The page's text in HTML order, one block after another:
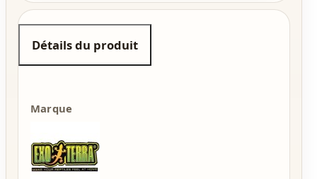
Détails du produit
Marque